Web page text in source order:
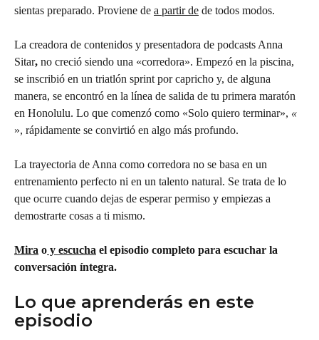
sientas preparado. Proviene de a partir de de todos modos.
La creadora de contenidos y presentadora de podcasts Anna
Sitar, no creció siendo una «corredora». Empezó en la piscina,
se inscribió en un triatlón sprint por capricho y, de alguna
manera, se encontró en la línea de salida de tu primera maratón
en Honolulu. Lo que comenzó como «Solo quiero terminar», «
», rápidamente se convirtió en algo más profundo.
La trayectoria de Anna como corredora no se basa en un
entrenamiento perfecto ni en un talento natural. Se trata de lo
que ocurre cuando dejas de esperar permiso y empiezas a
demostrarte cosas a ti mismo.
Mira o y escucha el episodio completo para escuchar la
conversación íntegra.
Lo que aprenderás en este
episodio